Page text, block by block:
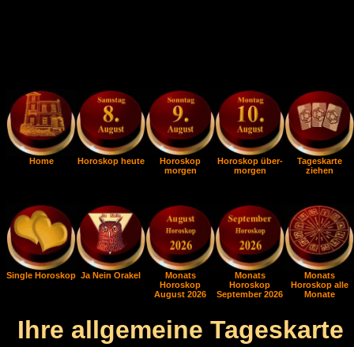
Home Horoskop heute
Horoskop
morgen
Horoskop über-
morgen
Tageskarte
ziehen
Single Horoskop Ja Nein Orakel
Monats
Horoskop
August 2026
Monats
Horoskop
September 2026
Monats
Horoskop alle
Monate
Ihre allgemeine Tageskarte